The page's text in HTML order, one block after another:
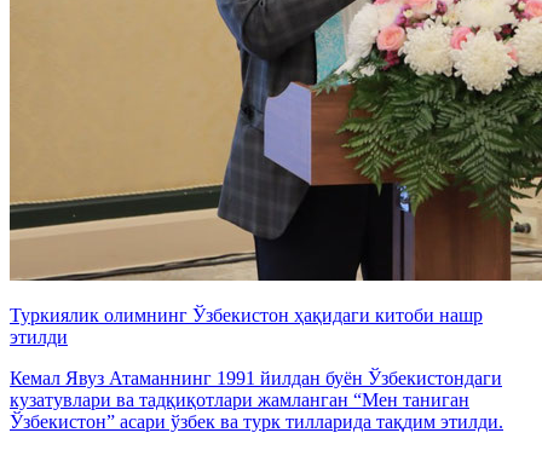
Туркиялик олимнинг Ўзбекистон ҳақидаги китоби нашр
этилди
Кемал Явуз Атаманнинг 1991 йилдан буён Ўзбекистондаги
кузатувлари ва тадқиқотлари жамланган “Мен таниган
Ўзбекистон” асари ўзбек ва турк тилларида тақдим этилди.